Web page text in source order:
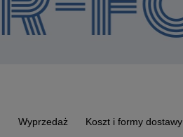
Wyprzedaż Koszt i formy dostawy